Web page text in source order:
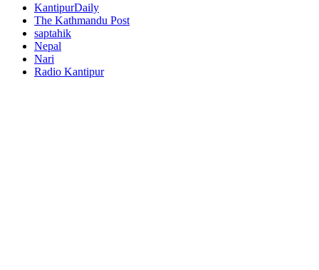
KantipurDaily
The Kathmandu Post
saptahik
Nepal
Nari
Radio Kantipur